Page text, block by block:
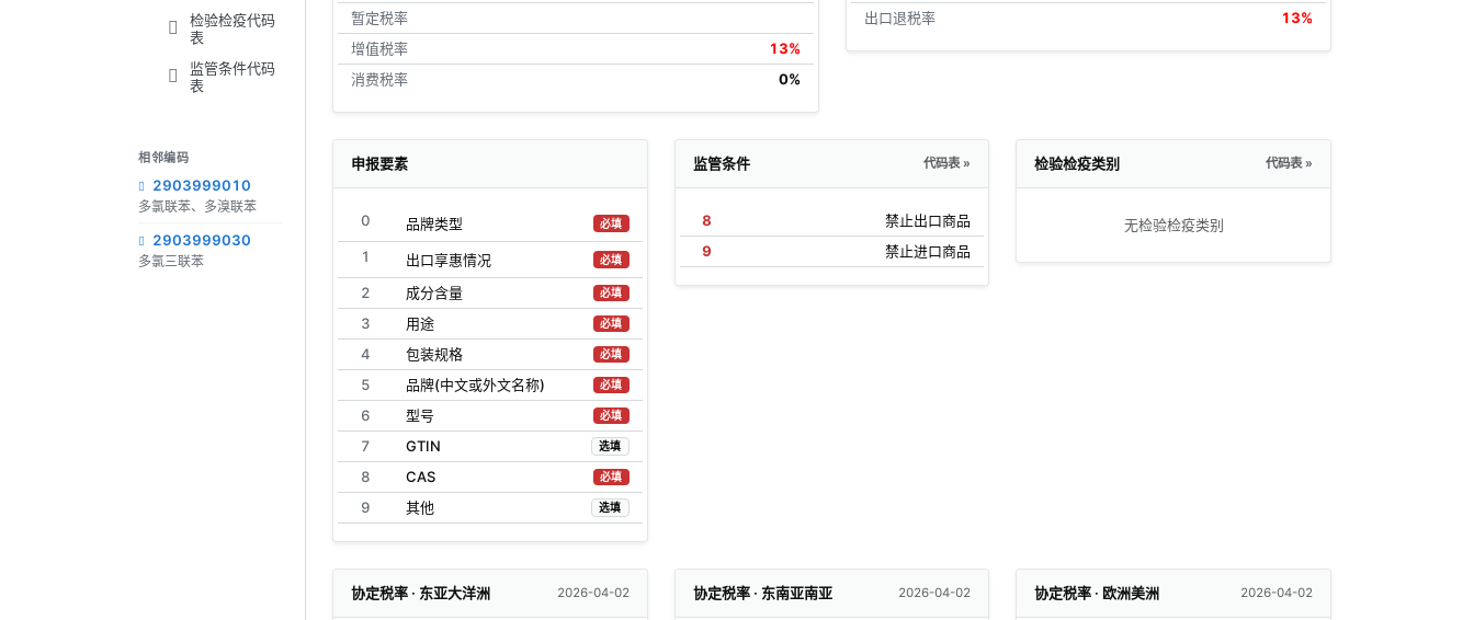
检验检疫代码
表
监管条件代码
表
相邻编码
2903999010
多氯联苯、多溴联苯
2903999030
多氯三联苯
暂定税率
增值税率
13%
消费税率
0%
出口退税率
13%
申报要素
0 品牌类型 必填
1 出口享惠情况 必填
2 成分含量 必填
3 用途 必填
4 包装规格 必填
5 品牌(中文或外文名称) 必填
6 型号 必填
7 GTIN 选填
8 CAS 必填
9 其他 选填
监管条件 代码表 »
8
禁止出口商品
9
禁止进口商品
检验检疫类别 代码表 »
无检验检疫类别
协定税率 · 东亚大洋洲 2026-04-02 协定税率 · 东南亚南亚 2026-04-02 协定税率 · 欧洲美洲 2026-04-02